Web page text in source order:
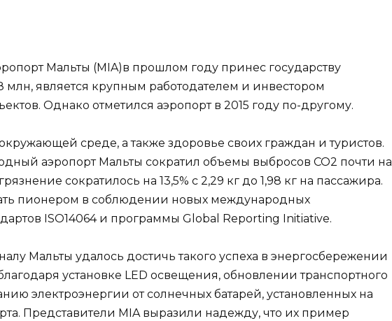
Мальты (MIA)в прошлом году принес государству
является крупным работодателем и инвестором
Однако отметился аэропорт в 2015 году по-другому.
окружающей среде, а также здоровье своих граждан и туристов.
аэропорт Мальты сократил объемы выбросов CO2 почти на
сократилось на 13,5% с 2,29 кг до 1,98 кг на пассажира.
пионером в соблюдении новых международных
ISO14064 и программы Global Reporting Initiative.
Мальты удалось достичь такого успеха в энергосбережении
установке LED освещения, обновлении транспортного
электроэнергии от солнечных батарей, установленных на
Представители MIA выразили надежду, что их пример